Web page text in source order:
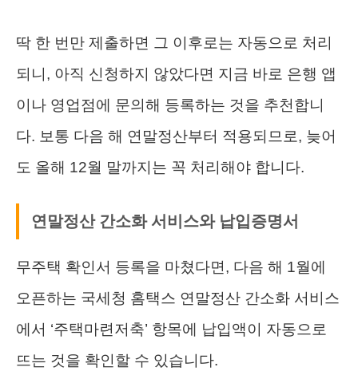
딱 한 번만 제출하면 그 이후로는 자동으로 처리
되니, 아직 신청하지 않았다면 지금 바로 은행 앱
이나 영업점에 문의해 등록하는 것을 추천합니
다. 보통 다음 해 연말정산부터 적용되므로, 늦어
도 올해 12월 말까지는 꼭 처리해야 합니다.
연말정산 간소화 서비스와 납입증명서
무주택 확인서 등록을 마쳤다면, 다음 해 1월에
오픈하는 국세청 홈택스 연말정산 간소화 서비스
에서 ‘주택마련저축’ 항목에 납입액이 자동으로
뜨는 것을 확인할 수 있습니다.